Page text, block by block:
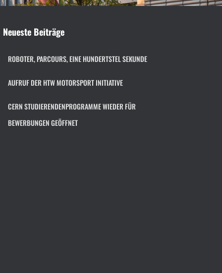
Neueste Beiträge
ROBOTER, PARCOURS, EINE HUNDERTSTEL SEKUNDE
AUFRUF DER HTW MOTORSPORT INITIATIVE
CERN STUDIERENDENPROGRAMME WIEDER FÜR
BEWERBUNGEN GEÖFFNET